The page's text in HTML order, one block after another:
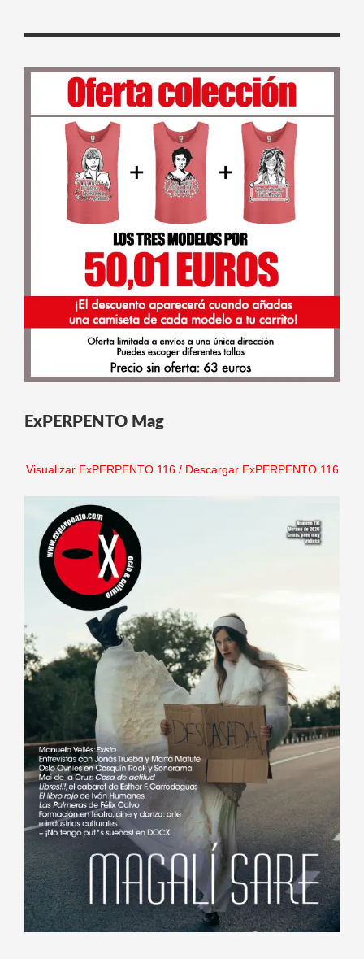
ExPERPENTO Mag
Visualizar ExPERPENTO 116/ Descargar ExPERPENTO 116